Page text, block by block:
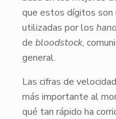
que estos dígitos son
utilizadas por los
de bloodstock,
general.
Las cifras de
más importante al
qué tan rápido ha